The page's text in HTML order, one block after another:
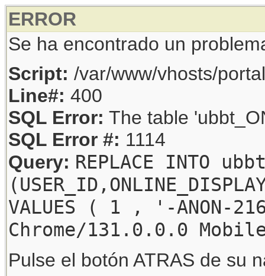
ERROR
Se ha encontrado un
Script: /var/www/vhosts/
Line#: 400
SQL Error: The table
SQL Error #: 1114
Query: REPLACE INTO
VALUES ( 1 , '-
Chrome/131.0.0.0
Pulse el botón ATRAS de su